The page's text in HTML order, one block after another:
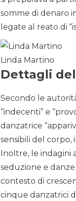
somme di denaro
legate al reato di
Linda Martino
Dettagli
Secondo le
“indecenti” e
danzatrice
sensibili del corpo,
Inoltre, le indagini
seduzione e
contesto di
cinque danzatrici